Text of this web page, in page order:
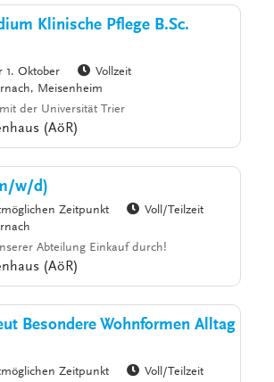
Klinische Pflege B.Sc.
1. Oktober
Vollzeit
Meisenheim
der Universität Trier
(AöR)
w/d)
Zeitpunkt
Voll/Teilzeit
Abteilung Einkauf durch!
(AöR)
Besondere Wohnformen Alltag
Zeitpunkt
Voll/Teilzeit